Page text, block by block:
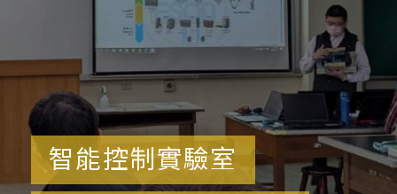
智能控制實驗室